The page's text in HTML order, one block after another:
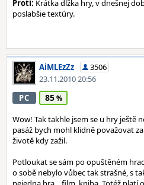
Proti: Krátka dĺžka hry, v dnešnej
poslabšie textúry.
AiMLEzZz
3506
23.11.2010 20:56
PC 85
Wow! Tak takhle jsem se u hry ještě
pasáž bych mohl klidně považovat
životě kdy zažil.
Potloukat se sám po opuštěném
o sobě nebylo vůbec tak strašné, s